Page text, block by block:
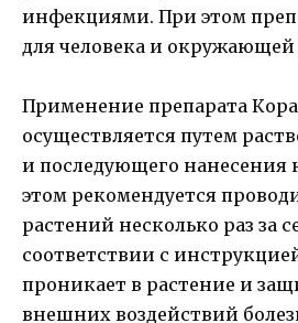
инфекциями. При этом
для человека и окружающей
Применение препарата
осуществляется путем
и последующего нанесения
этом рекомендуется
растений несколько раз за
соответствии с
проникает в растение и
внешних воздействий